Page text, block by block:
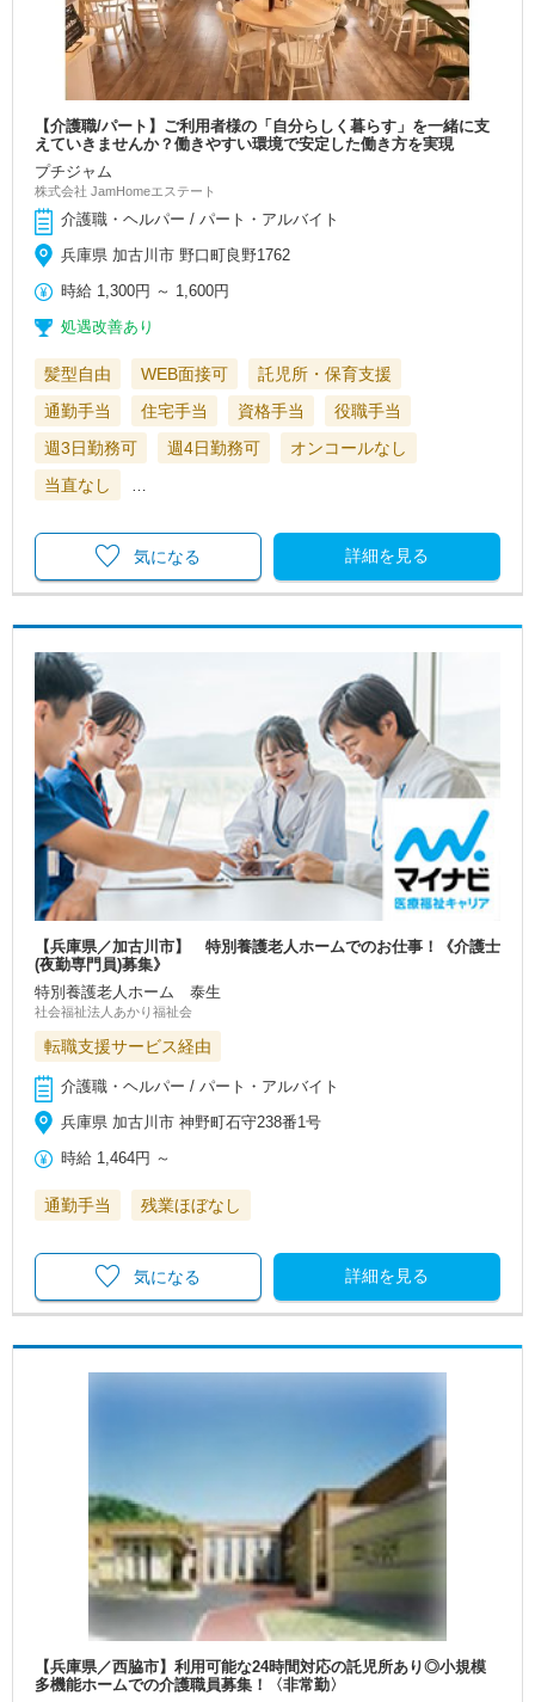
【介護職/パート】ご利用者様の「自分らしく暮らす」を一緒に支
えていきませんか？働きやすい環境で安定した働き方を実現
プチジャム
株式会社 JamHomeエステート
介護職・ヘルパー / パート・アルバイト
兵庫県 加古川市 野口町良野1762
時給 1,300円 ～ 1,600円
処遇改善あり
髪型自由 WEB面接可
託児所・保育支援
通勤手当
住宅手当 資格手当
役職手当
週3日勤務可
週4日勤務可
オンコールなし
当直なし
詳細を見る
気になる
【兵庫県／加古川市】 特別養護老人ホームでのお仕事！《介護士
(夜勤専門員)募集》
特別養護老人ホーム 泰生
社会福祉法人あかり福祉会
転職支援サービス経由
介護職・ヘルパー / パート・アルバイト
兵庫県 加古川市 神野町石守238番1号
時給 1,464円 ～
通勤手当 残業ほぼなし
詳細を見る
気になる
【兵庫県／西脇市】利用可能な24時間対応の託児所あり◎小規模
多機能ホームでの介護職員募集！〈非常勤〉